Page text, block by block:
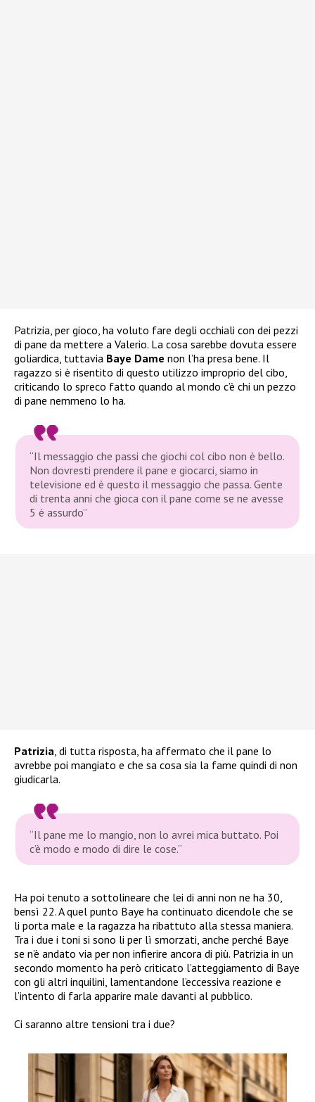
Patrizia, per gioco, ha voluto fare degli occhiali con dei pezzi
di pane da mettere a Valerio. La cosa sarebbe dovuta essere
goliardica, tuttavia Baye Dame non l’ha presa bene. Il
ragazzo si è risentito di questo utilizzo improprio del cibo,
criticando lo spreco fatto quando al mondo c’è chi un pezzo
di pane nemmeno lo ha.
“Il messaggio che passi che giochi col cibo non è bello.
Non dovresti prendere il pane e giocarci, siamo in
televisione ed è questo il messaggio che passa. Gente
di trenta anni che gioca con il pane come se ne avesse
5 è assurdo”
Patrizia , di tutta risposta, ha affermato che il pane lo
avrebbe poi mangiato e che sa cosa sia la fame quindi di non
giudicarla.
“Il pane me lo mangio, non lo avrei mica buttato. Poi
c’è modo e modo di dire le cose.”
Ha poi tenuto a sottolineare che lei di anni non ne ha 30,
bensì 22. A quel punto Baye ha continuato dicendole che se
li porta male e la ragazza ha ribattuto alla stessa maniera.
Tra i due i toni si sono li per lì smorzati, anche perché Baye
se n’è andato via per non infierire ancora di più. Patrizia in un
secondo momento ha però criticato l’atteggiamento di Baye
con gli altri inquilini, lamentandone l’eccessiva reazione e
l’intento di farla apparire male davanti al pubblico.
Ci saranno altre tensioni tra i due?